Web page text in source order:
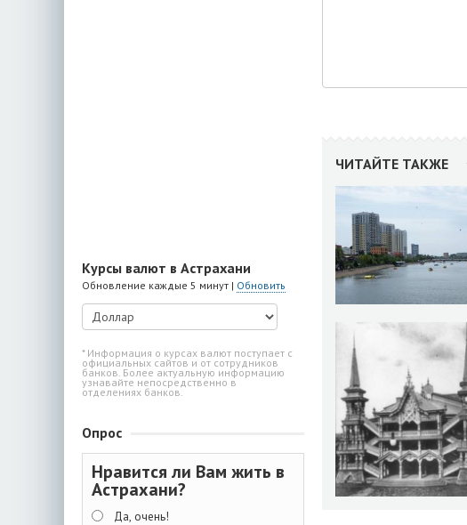
Курсы валют в Астрахани
Обновление каждые 5 минут | Обновить
* Информация о курсах валют поступает с
официальных сайтов и от сотрудников
банков. Более актуальную информацию
узнавайте непосредственно в
отделениях банков.
Опрос
Нравится ли Вам жить в
Астрахани?
Да, очень!
ЧИТАЙТЕ ТАКЖЕ